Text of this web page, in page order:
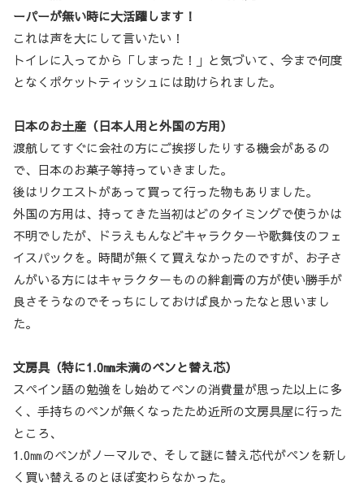
ーパーが無い時に大活躍します！
これは声を大にして言いたい！
トイレに入ってから「しまった！」と気づいて、今まで何度
となくポケットティッシュには助けられました。
日本のお土産（日本人用と外国の方用）
渡航してすぐに会社の方にご挨拶したりする機会があるの
で、日本のお菓子等持っていきました。
後はリクエストがあって買って行った物もありました。
外国の方用は、持ってきた当初はどのタイミングで使うかは
不明でしたが、ドラえもんなどキャラクターや歌舞伎のフェ
イスパックを。時間が無くて買えなかったのですが、お子さ
んがいる方にはキャラクターものの絆創膏の方が使い勝手が
良さそうなのでそっちにしておけば良かったなと思いまし
た。
文房具（特に1.0㎜未満のペンと替え芯）
スペイン語の勉強をし始めてペンの消費量が思った以上に多
く、手持ちのペンが無くなったため近所の文房具屋に行った
ところ、
1.0㎜のペンがノーマルで、そして謎に替え芯代がペンを新し
く買い替えるのとほぼ変わらなかった。